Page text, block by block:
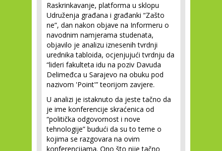
Raskrinkavanje, platforma u sklopu
Udruženja građana i građanki “Zašto
ne”, dan nakon objave na Informeru o
navodnim namjerama studenata,
objavilo je analizu iznesenih tvrdnji
urednika tabloida, ocjenjujući tvrdnju da
“lideri fakulteta idu na poziv Davuda
Delimeđca u Sarajevo na obuku pod
nazivom 'Point'” teorijom zavjere.
U analizi je istaknuto da jeste tačno da
je ime konferencije skraćenica od
“politička odgovornost i nove
tehnologije” budući da su to teme o
kojima se razgovara na ovim
konferencijama. Ono što nije tačno